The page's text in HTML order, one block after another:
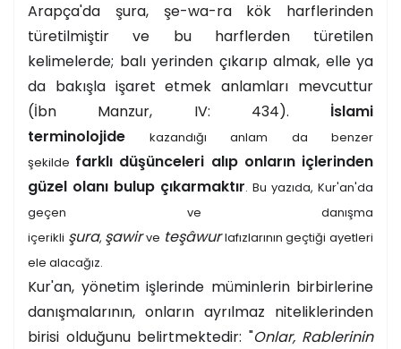
Arapça'da şura, şe-wa-ra kök harflerinden
türetilmiştir ve bu harflerden türetilen
kelimelerde; balı yerinden çıkarıp almak, elle ya
da bakışla işaret etmek anlamları mevcuttur
(İbn Manzur, IV: 434). İslami
terminolojide kazandığı anlam da benzer
şekilde farklı düşünceleri alıp onların içlerinden
güzel olanı bulup çıkarmaktır. Bu yazıda, Kur'an'da
geçen ve danışma
içerikli şura, şawirve teşâwurlafızlarının geçtiği ayetleri
ele alacağız.
Kur'an, yönetim işlerinde müminlerin birbirlerine
danışmalarının, onların ayrılmaz niteliklerinden
birisi olduğunu belirtmektedir: "Onlar, Rablerinin